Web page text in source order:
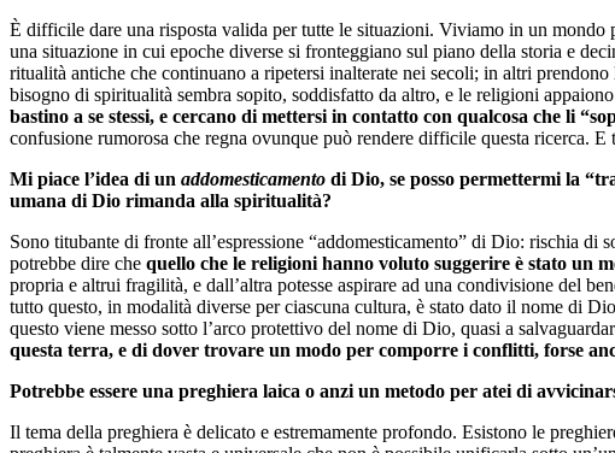
È difficile dare una risposta valida per tutte le situazioni. Viviamo in un
una situazione in cui epoche diverse si fronteggiano sul piano della storia e
ritualità antiche che continuano a ripetersi inalterate nei secoli; in altri
bisogno di spiritualità sembra sopito, soddisfatto da altro, e le religioni
bastino a se stessi, e cercano di mettersi in contatto con qualcosa che li
confusione rumorosa che regna ovunque può rendere difficile questa ricerca.
Mi piace l’idea di un addomesticamento di Dio, se posso permettermi la
umana di Dio rimanda alla spiritualità?
Sono titubante di fronte all’espressione “addomesticamento” di Dio: rischia
potrebbe dire che quello che le religioni hanno voluto suggerire è stato un
propria e altrui fragilità, e dall’altra potesse aspirare ad una condivisione del
tutto questo, in modalità diverse per ciascuna cultura, è stato dato il nome di
questo viene messo sotto l’arco protettivo del nome di Dio, quasi a
questa terra, e di dover trovare un modo per comporre i conflitti, forse
Potrebbe essere una preghiera laica o anzi un metodo per atei di
Il tema della preghiera è delicato e estremamente profondo. Esistono le